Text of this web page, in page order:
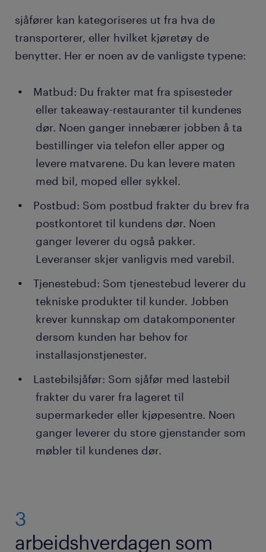
sjåfører kan kategoriseres ut fra hva de
transporterer, eller hvilket kjøretøy de
benytter. Her er noen av de vanligste typene:
Matbud: Du frakter mat fra spisesteder
eller takeaway-restauranter til kundenes
dør. Noen ganger innebærer jobben å ta
bestillinger via telefon eller apper og
levere matvarene. Du kan levere maten
med bil, moped eller sykkel.
Postbud: Som postbud frakter du brev fra
postkontoret til kundens dør. Noen
ganger leverer du også pakker.
Leveranser skjer vanligvis med varebil.
Tjenestebud: Som tjenestebud leverer du
tekniske produkter til kunder. Jobben
krever kunnskap om datakomponenter
dersom kunden har behov for
installasjonstjenester.
Lastebilsjåfør: Som sjåfør med lastebil
frakter du varer fra lageret til
supermarkeder eller kjøpesentre. Noen
ganger leverer du store gjenstander som
møbler til kundenes dør.
3
arbeidshverdagen som